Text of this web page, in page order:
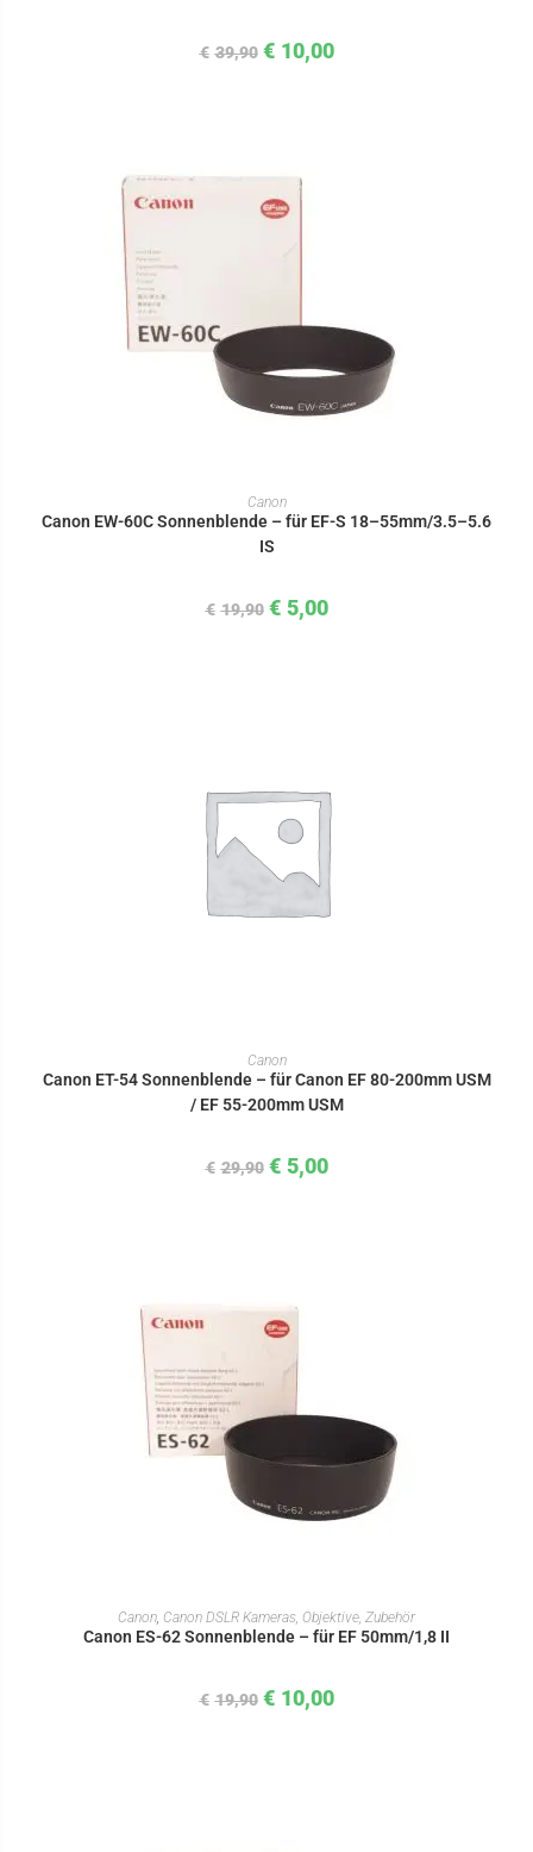
€ 39,90 € 10,00
IN DEN WARENKORB
Canon
Canon EW-60C Sonnenblende – für EF-S 18–55mm/3.5–5.6
IS
€ 19,90 € 5,00
IN DEN WARENKORB
Canon
Canon ET-54 Sonnenblende – für Canon EF 80-200mm USM
/ EF 55-200mm USM
€ 29,90 € 5,00
IN DEN WARENKORB
Canon, Canon DSLR Kameras, Objektive, Zubehör
Canon ES-62 Sonnenblende – für EF 50mm/1,8 II
€ 19,90 € 10,00